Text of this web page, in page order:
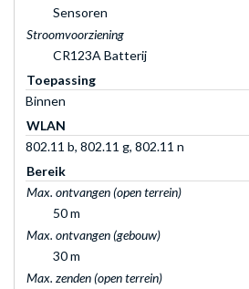
Sensoren
Stroomvoorziening
CR123A Batterij
Toepassing
Binnen
WLAN
802.11 b, 802.11 g, 802.11 n
Bereik
Max. ontvangen (open terrein)
50 m
Max. ontvangen (gebouw)
30 m
Max. zenden (open terrein)